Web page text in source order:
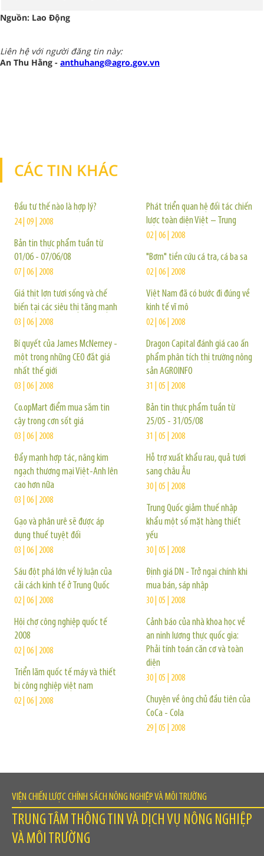
Nguồn: Lao Động
Liên hệ với người đăng tin này:
An Thu Hằng - anthuhang@agro.gov.vn
CÁC TIN KHÁC
Đầu tư thế nào là hợp lý?
24 | 09 | 2008
Bản tin thực phẩm tuần từ
01/06 - 07/06/08
07 | 06 | 2008
Giá thịt lợn tươi sống và chế
biến tại các siêu thị tăng mạnh
03 | 06 | 2008
Bí quyết của James McNerney -
một trong những CEO đắt giá
nhất thế giới
03 | 06 | 2008
Co.opMart điểm mua sắm tin
cậy trong cơn sốt giá
03 | 06 | 2008
Đẩy mạnh hợp tác, nâng kim
ngạch thương mại Việt-Anh lên
cao hơn nữa
03 | 06 | 2008
Gạo và phân urê sẽ được áp
dụng thuế tuyệt đối
03 | 06 | 2008
Sáu đột phá lớn về lý luận của
cải cách kinh tế ở Trung Quốc
02 | 06 | 2008
Hội chợ công nghiệp quốc tế
2008
02 | 06 | 2008
Triển lãm quốc tế máy và thiết
bị công nghiệp việt nam
02 | 06 | 2008
Phát triển quan hệ đối tác chiến
lược toàn diện Việt – Trung
02 | 06 | 2008
"Bơm" tiền cứu cá tra, cá ba sa
02 | 06 | 2008
Việt Nam đã có bước đi đúng về
kinh tế vĩ mô
02 | 06 | 2008
Dragon Capital đánh giá cao ấn
phẩm phân tích thị trường nông
sản AGROINFO
31 | 05 | 2008
Bản tin thực phẩm tuần từ
25/05 - 31/05/08
31 | 05 | 2008
Hỗ trợ xuất khẩu rau, quả tươi
sang châu Âu
30 | 05 | 2008
Trung Quốc giảm thuế nhập
khẩu một số mặt hàng thiết
yếu
30 | 05 | 2008
Định giá DN - Trở ngại chính khi
mua bán, sáp nhập
30 | 05 | 2008
Cảnh báo của nhà khoa học về
an ninh lương thực quốc gia:
Phải tính toán căn cơ và toàn
diện
30 | 05 | 2008
Chuyện về ông chủ đầu tiên của
CoCa - Cola
29 | 05 | 2008
VIỆN CHIẾN LƯỢC CHÍNH SÁCH NÔNG NGHIỆP VÀ MÔI TRƯỜNG
TRUNG TÂM THÔNG TIN VÀ DỊCH VỤ NÔNG NGHIỆP
VÀ MÔI TRƯỜNG